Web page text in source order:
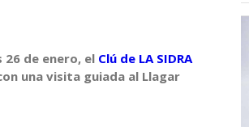
26 de enero, el Clú de LA SIDRA
una visita guiada al Llagar